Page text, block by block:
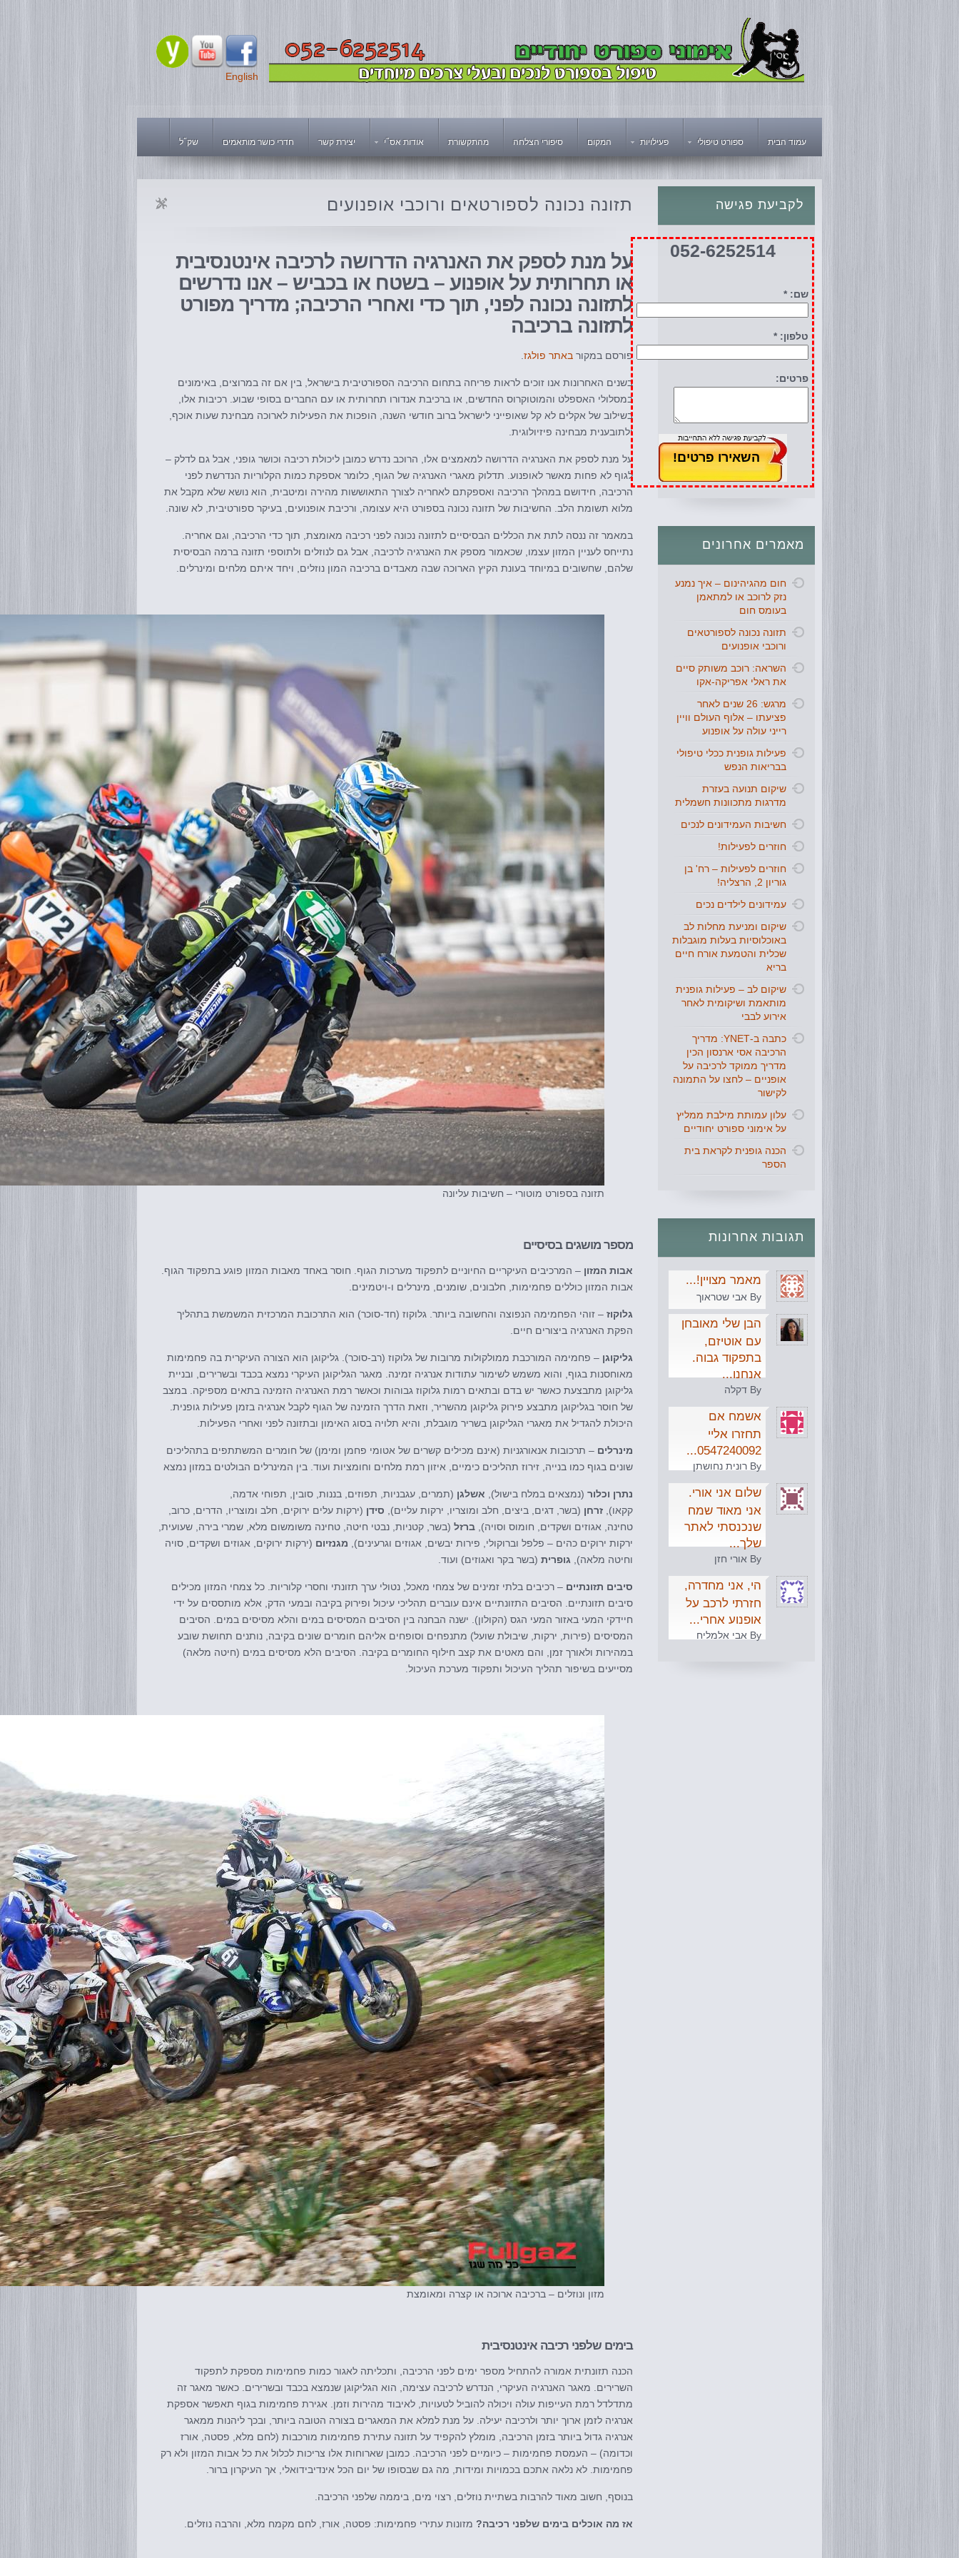
English
עמוד הבית ספורט טיפולי פעילויות המקום סיפורי הצלחה מהתקשורת אודות אס"י יצירת קשר חדרי כושר מותאמים שק"ל
תזונה נכונה לספורטאים ורוכבי אופנועים
על מנת לספק את האנרגיה הדרושה לרכיבה אינטנסיבית
או תחרותית על אופנוע – בשטח או בכביש – אנו נדרשים
לתזונה נכונה לפני, תוך כדי ואחרי הרכיבה; מדריך מפורט
לתזונה ברכיבה
פורסם במקור באתר פולגז
בשנים האחרונות אנו זוכים לראות פריחה בתחום הרכיבה הספורטיבית בישראל, בין אם זה במרוצים, באימונים
במסלולי האספלט והמוטוקרוס החדשים, או ברכיבת אנדורו תחרותית או עם החברים בסופי שבוע. רכיבות אלו,
בשילוב של אקלים לא קל שאופייני לישראל ברוב חודשי השנה, הופכות את הפעילות לארוכה מבחינת שעות אוכף,
ולתובענית מבחינה פיזיולוגית.
על מנת לספק את האנרגיה הדרושה למאמצים אלו, הרוכב נדרש כמובן ליכולת רכיבה וכושר גופני, אבל גם לדלק –
לגוף לא פחות מאשר לאופנוע. תדלוק מאגרי האנרגיה של הגוף, כלומר אספקת כמות הקלוריות הנדרשת לפני
הרכיבה, חידושם במהלך הרכיבה ואספקתם לאחריה לצורך התאוששות מהירה ומיטבית, הוא נושא שלא מקבל את
מלוא תשומת הלב. החשיבות של תזונה נכונה בספורט היא עצומה, ורכיבת אופנועים, בעיקר ספורטיבית, לא שונה.
במאמר זה ננסה לתת את הכללים הבסיסיים לתזונה נכונה לפני רכיבה מאומצת, תוך כדי הרכיבה, וגם אחריה.
נתייחס לעניין המזון עצמו, שכאמור מספק את האנרגיה לרכיבה, אבל גם לנוזלים ולתוספי תזונה ברמה הבסיסית
שלהם, שחשובים במיוחד בעונת הקיץ הארוכה שבה מאבדים ברכיבה המון נוזלים, ויחד איתם מלחים ומינרלים.
תזונה בספורט מוטורי – חשיבות עליונה
מספר מושגים בסיסיים
אבות המזון – המרכיבים העיקריים החיוניים לתפקוד מערכות הגוף. חוסר באחד מאבות המזון פוגע בתפקוד הגוף.
אבות המזון כוללים פחמימות, חלבונים, שומנים, מינרלים ו-ויטמינים.
גלוקוז – זוהי הפחמימה הנפוצה והחשובה ביותר. גלוקוז (חד-סוכר) הוא התרכובת המרכזית המשמשת בתהליך
הפקת האנרגיה ביצורים חיים.
גליקוגן – פחמימה המורכבת ממולקולות מרובות של גלוקוז (רב-סוכר). גליקוגן הוא הצורה העיקרית בה פחמימות
מאוחסנות בגוף, והוא משמש לשימור עתודות אנרגיה זמינה. מאגר הגליקוגן העיקרי נמצא בכבד ובשרירים, ובניית
גליקוגן מתבצעת כאשר יש בדם ובתאים רמות גלוקוז גבוהות וכאשר רמת האנרגיה הזמינה בתאים מספיקה. במצב
של חוסר בגליקוגן מתבצע פירוק גליקוגן מהשריר, וזאת הדרך הזמינה של הגוף לקבל אנרגיה בזמן פעילות גופנית.
היכולת להגדיל את מאגרי הגליקוגן בשריר מוגבלת, והיא תלויה בסוג האימון ובתזונה לפני ואחרי הפעילות.
מינרלים – תרכובות אנאורגניות (אינם מכילים קשרים של אטומי פחמן ומימן) של חומרים המשתתפים בתהליכים
שונים בגוף כמו בנייה, זירוז תהליכים כימיים, איזון רמת מלחים וחומציות ועוד. בין המינרלים הבולטים במזון נמצא
נתרן וכלור (נמצאים במלח בישול), אשלגן (תמרים, עגבניות, תפוזים, בננות, סובין, תפוחי אדמה,
קקאו), זרחן (בשר, דגים, ביצים, חלב ומוצריו, ירקות עליים), סידן (ירקות עלים ירוקים, חלב ומוצריו, הדרים, כרוב,
טחינה, אגוזים ושקדים, חומוס וסויה), ברזל (בשר, קטניות, נבטי חיטה, טחינה משומשום מלא, שמרי בירה, שעועית,
ירקות ירוקים כהים – פלפל וברוקולי, פירות יבשים, אגוזים וגרעינים), מגנזיום (ירקות ירוקים, אגוזים ושקדים, סויה
וחיטה מלאה), גופרית (בשר בקר ואגוזים) ועוד.
סיבים תזונתיים – רכיבים בלתי זמינים של צמחי מאכל, נטולי ערך תזונתי וחסרי קלוריות. כל צמחי המזון מכילים
סיבים תזונתיים. הסיבים התזונתיים אינם עוברים תהליכי עיכול ופירוק בקיבה ובמעי הדק, אלא מותססים על ידי
חיידקי המעי באזור המעי הגס (הקולון). ישנה הבחנה בין הסיבים המסיסים במים והלא מסיסים במים. הסיבים
המסיסים (פירות, ירקות, שיבולת שועל) מתנפחים וסופחים אליהם חומרים שונים בקיבה, נותנים תחושת שובע
במהירות ולאורך זמן, והם מאטים את קצב חילוף החומרים בקיבה. הסיבים הלא מסיסים במים (חיטה מלאה)
מסייעים בשיפור תהליך העיכול ותפקוד מערכת העיכול.
מזון ונוזלים – ברכיבה ארוכה או קצרה ומאומצת
בימים שלפני רכיבה אינטנסיבית
הכנה תזונתית אמורה להתחיל מספר ימים לפני הרכיבה, ותכליתה לאגור כמות פחמימות מספקת לתפקוד
השרירים. מאגר האנרגיה העיקרי, הנדרש לרכיבה עצימה, הוא הגליקוגן שנמצא בכבד ובשרירים. כאשר מאגר זה
מתדלדל רמת העייפות עולה ויכולה להוביל לטעויות, לאיבוד מהירות וזמן. אגירת פחמימות בגוף תאפשר אספקת
אנרגיה לזמן ארוך יותר ולרכיבה יעילה. על מנת למלא את המאגרים בצורה הטובה ביותר, ובכך ליהנות ממאגר
אנרגיה גדול ביותר בזמן הרכיבה, מומלץ להקפיד על תזונה עתירת פחמימות מורכבות (לחם מלא, פסטה, אורז
וכדומה) – העמסת פחמימות – כיומיים לפני הרכיבה. כמובן שארוחות אלו צריכות לכלול את כל אבות המזון ולא רק
פחמימות. לא נלאה אתכם בכמויות ומידות, מה גם שבסופו של יום הכל אינדיבידואלי, אך העיקרון ברור.
בנוסף, חשוב מאוד להרבות בשתיית נוזלים, רצוי מים, ביממה שלפני הרכיבה.
אז מה אוכלים בימים שלפני רכיבה? מזונות עתירי פחמימות: פסטה, אורז, לחם מקמח מלא, והרבה נוזלים.
לקביעת פגישה
052-6252514
שם: *
טלפון: *
פרטים:
מאמרים אחרונים
חום מהגיהינום – איך נמנע
נזק לרוכב או למתאמן
בעומס חום
תזונה נכונה לספורטאים
ורוכבי אופנועים
השראה: רוכב משותק סיים
את ראלי אפריקה-אקו
מרגש: 26 שנים לאחר
פציעתו – אלוף העולם וויין
רייני עולה על אופנוע
פעילות גופנית ככלי טיפולי
בבריאות הנפש
שיקום תנועה בעזרת
מדרגות מתכוונות חשמלית
חשיבות העמידונים לנכים
חוזרים לפעילות!
חוזרים לפעילות – רח' בן
גוריון 2, הרצליה!
עמידונים לילדים נכים
שיקום ומניעת מחלות לב
באוכלוסיות בעלות מוגבלות
שכלית והטמעת אורח חיים
בריא
שיקום לב – פעילות גופנית
מותאמת ושיקומית לאחר
אירוע לבבי
כתבה ב-YNET: מדריך
הרכיבה אסי ארנסון הכין
מדריך ממוקד לרכיבה על
אופניים – לחצו על התמונה
לקישור
עלון עמותת מילבת ממליץ
על אימוני ספורט יחודיים
הכנה גופנית לקראת בית
הספר
תגובות אחרונות
מאמר מצויין!...
By אבי שטראוך
הבן שלי מאובחן
עם אוטיזם,
בתפקוד גבוה.
אנחנו...
By דקלה
אשמח אם
תחזרו אליי
0547240092...
By רונית נחושתן
שלום אני אורי.
אני מאוד שמח
שנכנסתי לאתר
שלך...
By אורי חזן
הי, אני מחדרה,
חזרתי לרכב על
אופנוע אחרי...
By אבי אלמליח